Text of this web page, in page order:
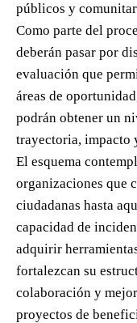
públicos y
Como parte del
deberán pasar por
evaluación que
áreas de
podrán obtener un
trayectoria, impacto
El esquema
organizaciones que
ciudadanas hasta
capacidad de
adquirir
fortalezcan su
colaboración y
proyectos de